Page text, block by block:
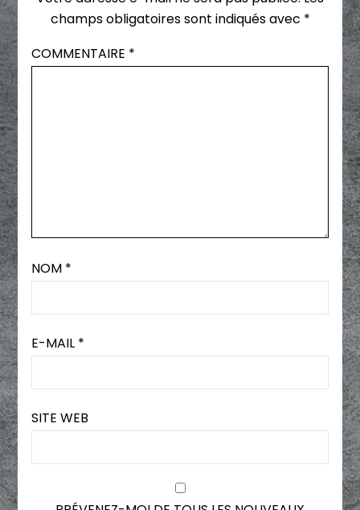
champs obligatoires sont indiqués avec *
COMMENTAIRE *
NOM *
E-MAIL *
SITE WEB